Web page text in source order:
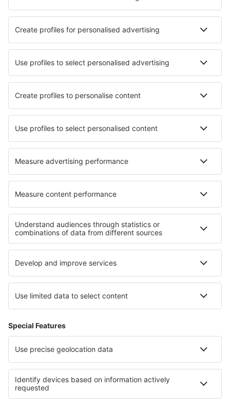
Unterkunft in Locorotondo Unterkunft in Salo
Die besten Unterkünfte - Städte
Unterkunft in Grimsey Unterkunft in Taitung
Unterkunft in Mioveni Unterkunft Lielirbe
Unterkunft in Saint-Laurent Unterkunft Bulanove
Unterkunft in Beccles Unterkunft in Acandi
Die besten Unterkünfte - Regionen
Unterkunft in Fleimstal Unterkunft an der Rimini-Küste
Unterkunft in Toskana Unterkunft in Capri Island
Unterkunft beim Comer See Unterkunft in State of Mexico
Unterkunft auf Guernsey Unterkunft im Murau-Murtal
Unterkunft an dem Genfersee Unterkunft in Boa Vista